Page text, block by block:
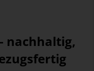
nachhaltig,